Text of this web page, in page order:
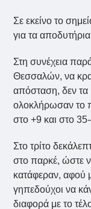
Σε εκείνο το
για τα
Στη συνέχεια
Θεσσαλών, να
απόσταση, δεν τα
ολοκλήρωσαν το
στο +9 και στο
Στο τρίτο
στο παρκέ, ώστε
κατάφεραν, αφού
γηπεδούχοι να
διαφορά με το